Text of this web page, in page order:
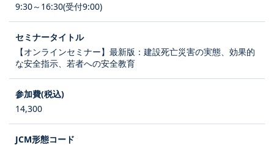
9:30～16:30(受付9:00)
【オンラインセミナー】最新版：建設死亡災害の実態、効果的
な安全指示、若者への安全教育
14,300